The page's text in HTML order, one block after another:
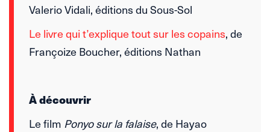
Valerio Vidali, éditions du Sous-Sol
Le livre qui t’explique tout sur les copains, de
Françoize Boucher, éditions Nathan
À découvrir
Le film Ponyo sur la falaise, de Hayao